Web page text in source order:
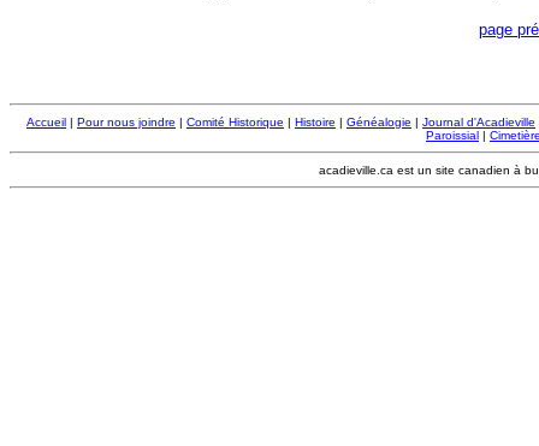
page
Accueil | Pour nous joindre | Comité Historique | Histoire | Généalogie | Journal d'Acadieville
Paroissial |
acadieville.ca est un site canadien à